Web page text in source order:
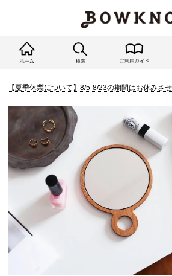
【夏季休業について】8/5-8/23の期間はお休みさ